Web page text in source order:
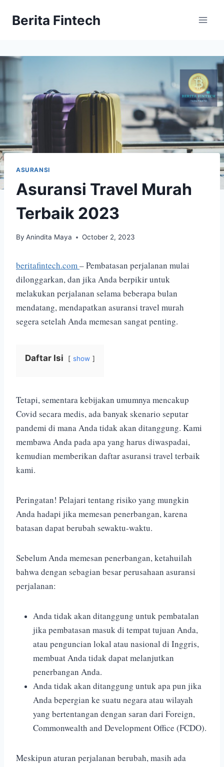
Berita Fintech
ASURANSI
Asuransi Travel Murah
Terbaik 2023
By Anindita Maya October 2, 2023
beritafintech.com– Pembatasan perjalanan mulai
dilonggarkan, dan jika Anda berpikir untuk
melakukan perjalanan selama beberapa bulan
mendatang, mendapatkan asuransi travel murah
segera setelah Anda memesan sangat penting.
Daftar Isi show
Tetapi, sementara kebijakan umumnya mencakup
Covid secara medis, ada banyak skenario seputar
pandemi di mana Anda tidak akan ditanggung. Kami
membawa Anda pada apa yang harus diwaspadai,
kemudian memberikan daftar asuransi travel terbaik
kami.
Peringatan! Pelajari tentang risiko yang mungkin
Anda hadapi jika memesan penerbangan, karena
batasan dapat berubah sewaktu-waktu.
Sebelum Anda memesan penerbangan, ketahuilah
bahwa dengan sebagian besar perusahaan asuransi
perjalanan:
Anda tidak akan ditanggung untuk pembatalan
jika pembatasan masuk di tempat tujuan Anda,
atau penguncian lokal atau nasional di Inggris,
membuat Anda tidak dapat melanjutkan
penerbangan Anda.
Anda tidak akan ditanggung untuk apa pun jika
Anda bepergian ke suatu negara atau wilayah
yang bertentangan dengan saran dari Foreign,
Commonwealth and Development Office (FCDO).
Meskipun aturan perjalanan berubah, masih ada